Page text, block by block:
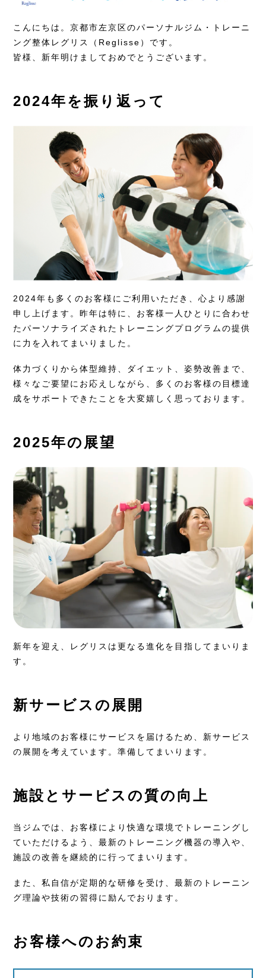
こんにちは。京都市左京区のパーソナルジム・トレーニ
ング整体レグリス（Reglisse）です。
皆様、新年明けましておめでとうございます。
2024年を振り返って
2024年も多くのお客様にご利用いただき、心より感謝
申し上げます。昨年は特に、お客様一人ひとりに合わせ
たパーソナライズされたトレーニングプログラムの提供
に力を入れてまいりました。
体力づくりから体型維持、ダイエット、姿勢改善まで、
様々なご要望にお応えしながら、多くのお客様の目標達
成をサポートできたことを大変嬉しく思っております。
2025年の展望
新年を迎え、レグリスは更なる進化を目指してまいりま
す。
新サービスの展開
より地域のお客様にサービスを届けるため、新サービス
の展開を考えています。準備してまいります。
施設とサービスの質の向上
当ジムでは、お客様により快適な環境でトレーニングし
ていただけるよう、最新のトレーニング機器の導入や、
施設の改善を継続的に行ってまいります。
また、私自信が定期的な研修を受け、最新のトレーニン
グ理論や技術の習得に励んでおります。
お客様へのお約束